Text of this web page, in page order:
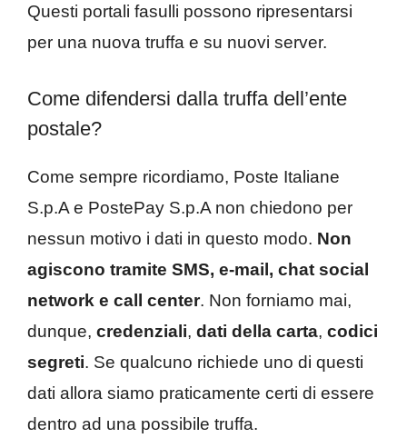
Questi portali fasulli possono ripresentarsi
per una nuova truffa e su nuovi server.
Come difendersi dalla truffa dell’ente
postale?
Come sempre ricordiamo, Poste Italiane
S.p.A e PostePay S.p.A non chiedono per
nessun motivo i dati in questo modo. Non
agiscono tramite SMS, e-mail, chat social
network e call center. Non forniamo mai,
dunque, credenziali, dati della carta, codici
segreti. Se qualcuno richiede uno di questi
dati allora siamo praticamente certi di essere
dentro ad una possibile truffa.